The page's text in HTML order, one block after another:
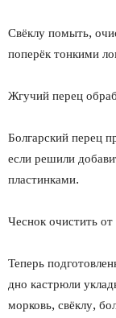
Свёклу помыть,
поперёк тонкими
Жгучий перец
Болгарский перец
если решили
пластинками.
Чеснок очистить
Теперь
дно кастрюли
морковь, свёклу,